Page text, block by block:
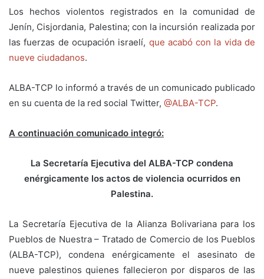
Los hechos violentos registrados en la comunidad de
Jenín, Cisjordania, Palestina; con la incursión realizada por
las fuerzas de ocupación israelí, que acabó con la vida de
nueve ciudadanos.
ALBA-TCP lo informó a través de un comunicado publicado
en su cuenta de la red social Twitter, @ALBA-TCP.
A continuación comunicado integró:
La Secretaría Ejecutiva del ALBA-TCP condena
enérgicamente los actos de violencia ocurridos en
Palestina.
La Secretaría Ejecutiva de la Alianza Bolivariana para los
Pueblos de Nuestra – Tratado de Comercio de los Pueblos
(ALBA-TCP), condena enérgicamente el asesinato de
nueve palestinos quienes fallecieron por disparos de las